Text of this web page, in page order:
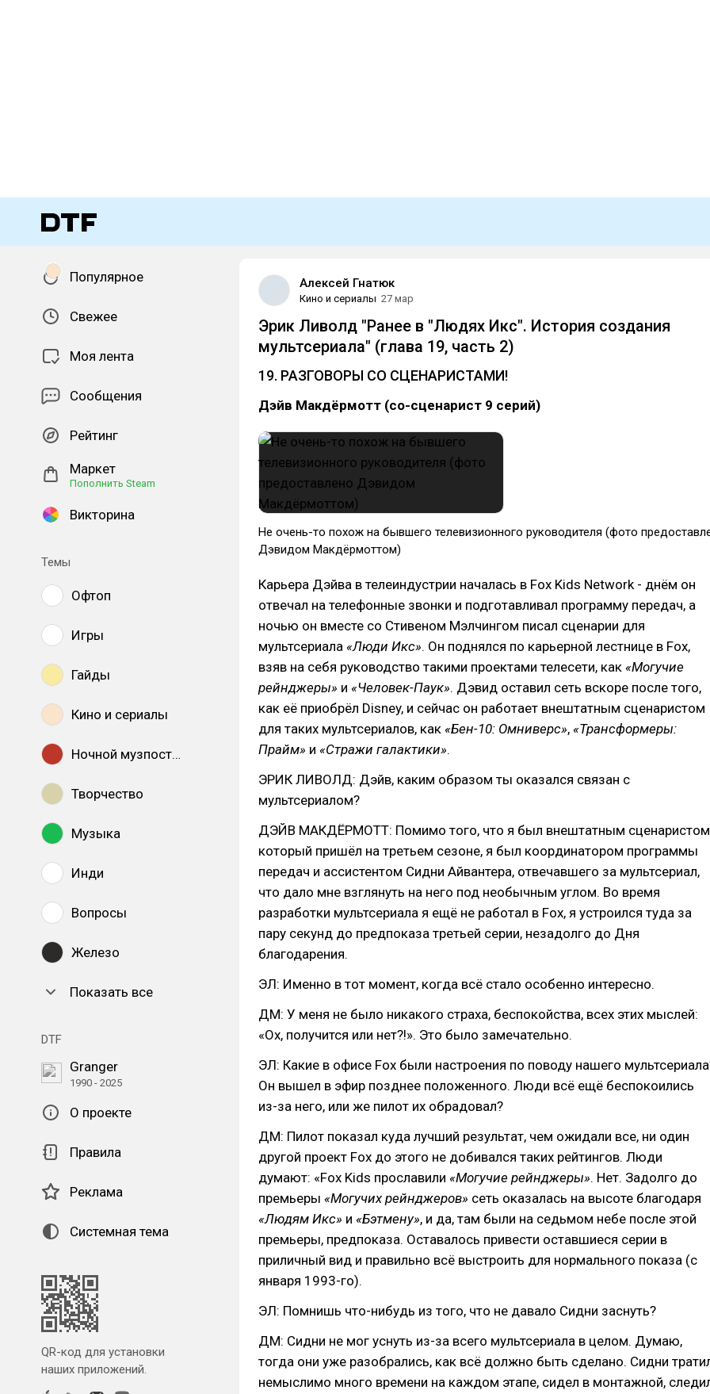
Популярное
Свежее
Моя лента
Сообщения
Рейтинг
Маркет
Пополнить Steam
Викторина
Темы
Офтоп
Игры
Гайды
Кино и сериалы
Ночной музпостинг
Творчество
Музыка
Инди
Вопросы
Железо
Показать все
DTF
Granger
1990 - 2025
О проекте
Правила
Реклама
Системная тема
QR-код для установки
наших приложений.
Алексей Гнатюк
Кино и сериалы 27 мар
Эрик Ливолд "Ранее в "Людях Икс". История создания
мультсериала" (глава 19, часть 2)
19. РАЗГОВОРЫ СО СЦЕНАРИСТАМИ!
Дэйв Макдёрмотт (со-сценарист 9 серий)
Не очень-то похож на бывшего телевизионного руководителя (фото
Дэвидом Макдёрмоттом)
Карьера Дэйва в телеиндустрии началась в Fox Kids Network - днём он
отвечал на телефонные звонки и подготавливал программу передач, а
ночью он вместе со Стивеном Мэлчингом писал сценарии для
мультсериала «Люди Икс». Он поднялся по карьерной лестнице в Fox,
взяв на себя руководство такими проектами телесети, как «Могучие
рейнджеры» и «Человек-Паук». Дэвид оставил сеть вскоре после того,
как её приобрёл Disney, и сейчас он работает внештатным сценаристом
для таких мультсериалов, как «Бен-10: Омниверс», «Трансформеры:
Прайм» и «Стражи галактики».
ЭРИК ЛИВОЛД: Дэйв, каким образом ты оказался связан с
мультсериалом?
ДЭЙВ МАКДЁРМОТТ: Помимо того, что я был внештатным
который пришёл на третьем сезоне, я был координатором программы
передач и ассистентом Сидни Айвантера, отвечавшего за мультсериал,
что дало мне взглянуть на него под необычным углом. Во время
разработки мультсериала я ещё не работал в Fox, я устроился туда за
пару секунд до предпоказа третьей серии, незадолго до Дня
благодарения.
ЭЛ: Именно в тот момент, когда всё стало особенно интересно.
ДМ: У меня не было никакого страха, беспокойства, всех этих мыслей:
«Ох, получится или нет?!». Это было замечательно.
ЭЛ: Какие в офисе Fox были настроения по поводу нашего
Он вышел в эфир позднее положенного. Люди всё ещё беспокоились
из-за него, или же пилот их обрадовал?
ДМ: Пилот показал куда лучший результат, чем ожидали все, ни один
другой проект Fox до этого не добивался таких рейтингов. Люди
думают: «Fox Kids прославили «Могучие рейнджеры». Нет. Задолго до
премьеры «Могучих рейнджеров» сеть оказалась на высоте благодаря
«Людям Икс» и «Бэтмену», и да, там были на седьмом небе после этой
премьеры, предпоказа. Оставалось привести оставшиеся серии в
приличный вид и правильно всё выстроить для нормального показа (с
января 1993-го).
ЭЛ: Помнишь что-нибудь из того, что не давало Сидни заснуть?
ДМ: Сидни не мог уснуть из-за всего мультсериала в целом. Думаю,
тогда они уже разобрались, как всё должно быть сделано. Сидни
немыслимо много времени на каждом этапе, сидел в монтажной,